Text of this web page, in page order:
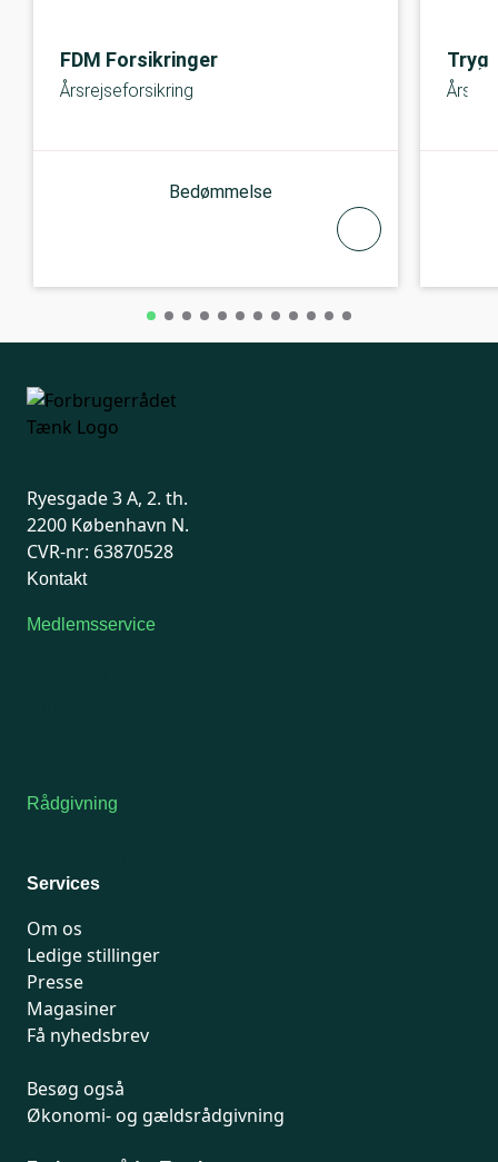
FDM Forsikringer
Årsrejseforsikring
Bedømmelse
Tryg
Ryesgade 3 A, 2. th.
2200 København N.
CVR-nr: 63870528
Kontakt
Medlemsservice
Rådgivning
Services
Om os
Ledige stillinger
Presse
Magasiner
Få nyhedsbrev
Besøg også
Økonomi- og gældsrådgivning